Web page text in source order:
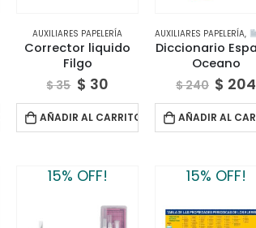
AUXILIARES PAPELERÍA
Corrector liquido
Filgo
$35 $ 30
AÑADIR AL CARRITO
AUXILIARES PAPELERÍA,
Diccionario
Oceano
$240 $ 204
AÑADIR AL
15% OFF! 15% OFF!